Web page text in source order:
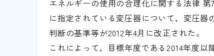
エネルギーの使用の合理化に関する法律
に指定されている変圧器について，変圧
判断の基準等が2012年4月に改正された。
これによって，目標年度である2014年度